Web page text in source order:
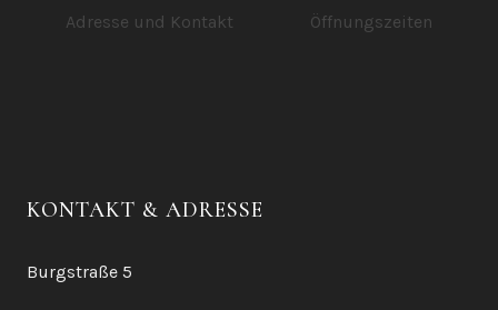
Adresse und Kontakt
Öffnungszeiten
KONTAKT & ADRESSE
Burgstraße 5